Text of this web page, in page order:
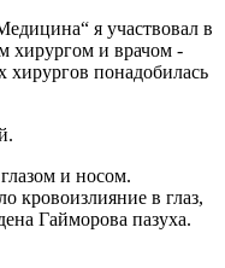
я участвовал в
хирургом и врачом -
хирургов понадобилась
и носом.
кровоизлияние в глаз,
Гайморова пазуха.